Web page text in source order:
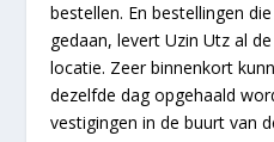
bestellen. En bestellingen
gedaan, levert Uzin Utz al
locatie. Zeer binnenkort
dezelfde dag opgehaald
vestigingen in de buurt van